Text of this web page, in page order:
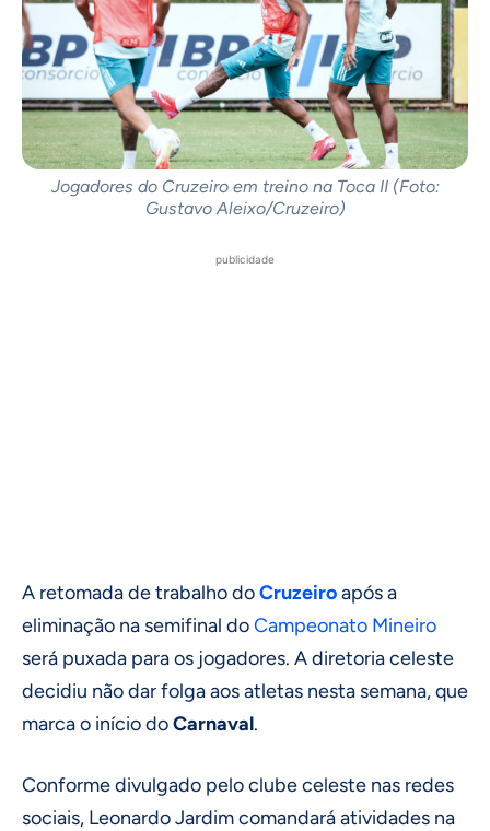
Jogadores do Cruzeiro em treino na Toca II (Foto:
Gustavo Aleixo/Cruzeiro)
publicidade
A retomada de trabalho doCruzeiroapós a
eliminação na semifinal doCampeonato Mineiro
será puxada para os jogadores. A diretoria celeste
decidiu não dar folga aos atletas nesta semana, que
marca o início doCarnaval.
Conforme divulgado pelo clube celeste nas redes
sociais, Leonardo Jardim comandará atividades na